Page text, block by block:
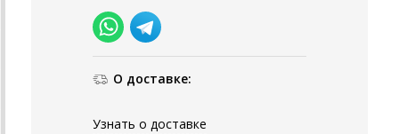
О доставке:
Узнать о доставке